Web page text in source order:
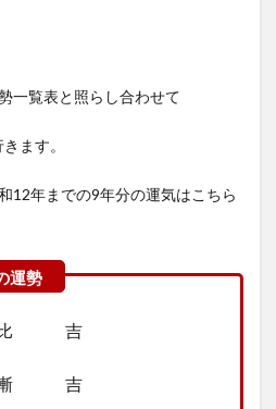
一覧表と照らし合わせて
ます。
12年までの9年分の運気はこちら
比 吉
漸 吉